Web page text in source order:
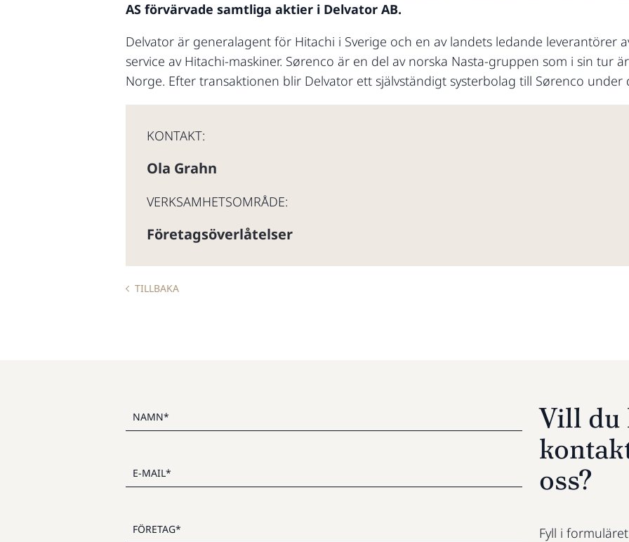
AS förvärvade samtliga aktier i Delvator AB.
Delvator är generalagent för Hitachi i Sverige och en av landets ledande leverantörer
service av Hitachi-maskiner. Sørenco är en del av norska Nasta-gruppen som i sin tur
Norge. Efter transaktionen blir Delvator ett självständigt systerbolag till Sørenco
KONTAKT:
Ola Grahn
VERKSAMHETSOMRÅDE:
Företagsöverlåtelser
TILLBAKA
Vill du
oss?
Fyll i